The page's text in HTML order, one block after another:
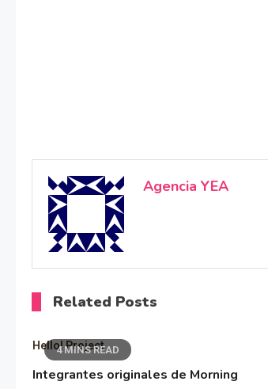
Agencia YEA
Related Posts
4 MINS READ
Hello! Project
Integrantes originales de Morning